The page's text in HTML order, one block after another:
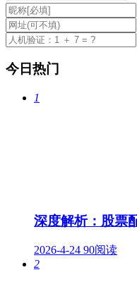
今日热门
1
深度解析：股票
2026-4-24 90阅读
2